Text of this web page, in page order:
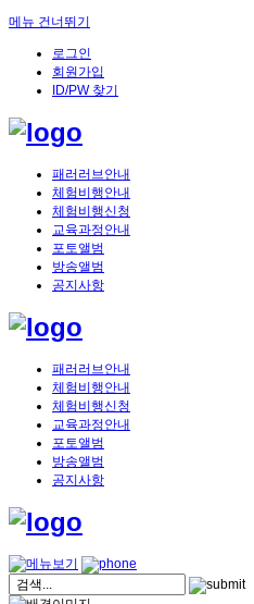
메뉴 건너뛰기
로그인
회원가입
ID/PW 찾기
패러러브안내
체험비행안내
체험비행신청
교육과정안내
포토앨범
방송앨범
공지사항
패러러브안내
체험비행안내
체험비행신청
교육과정안내
포토앨범
방송앨범
공지사항